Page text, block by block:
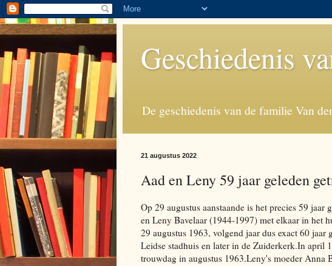
Geschiedenis
De geschiedenis van de familie Van
21 augustus 2022
Aad en Leny 59 jaar geleden
Op 29 augustus aanstaande is het precies 59
en Leny Bavelaar (1944-1997) met elkaar in het
29 augustus 1963, volgend jaar dus exact 60
Leidse stadhuis en later in de Zuiderkerk.In april
trouwdag in augustus 1963.Leny's moeder Anna